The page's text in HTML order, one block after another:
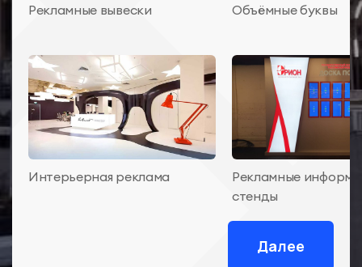
Рекламные вывески Объёмные буквы
Интерьерная реклама
Рекламные
стенды
Далее